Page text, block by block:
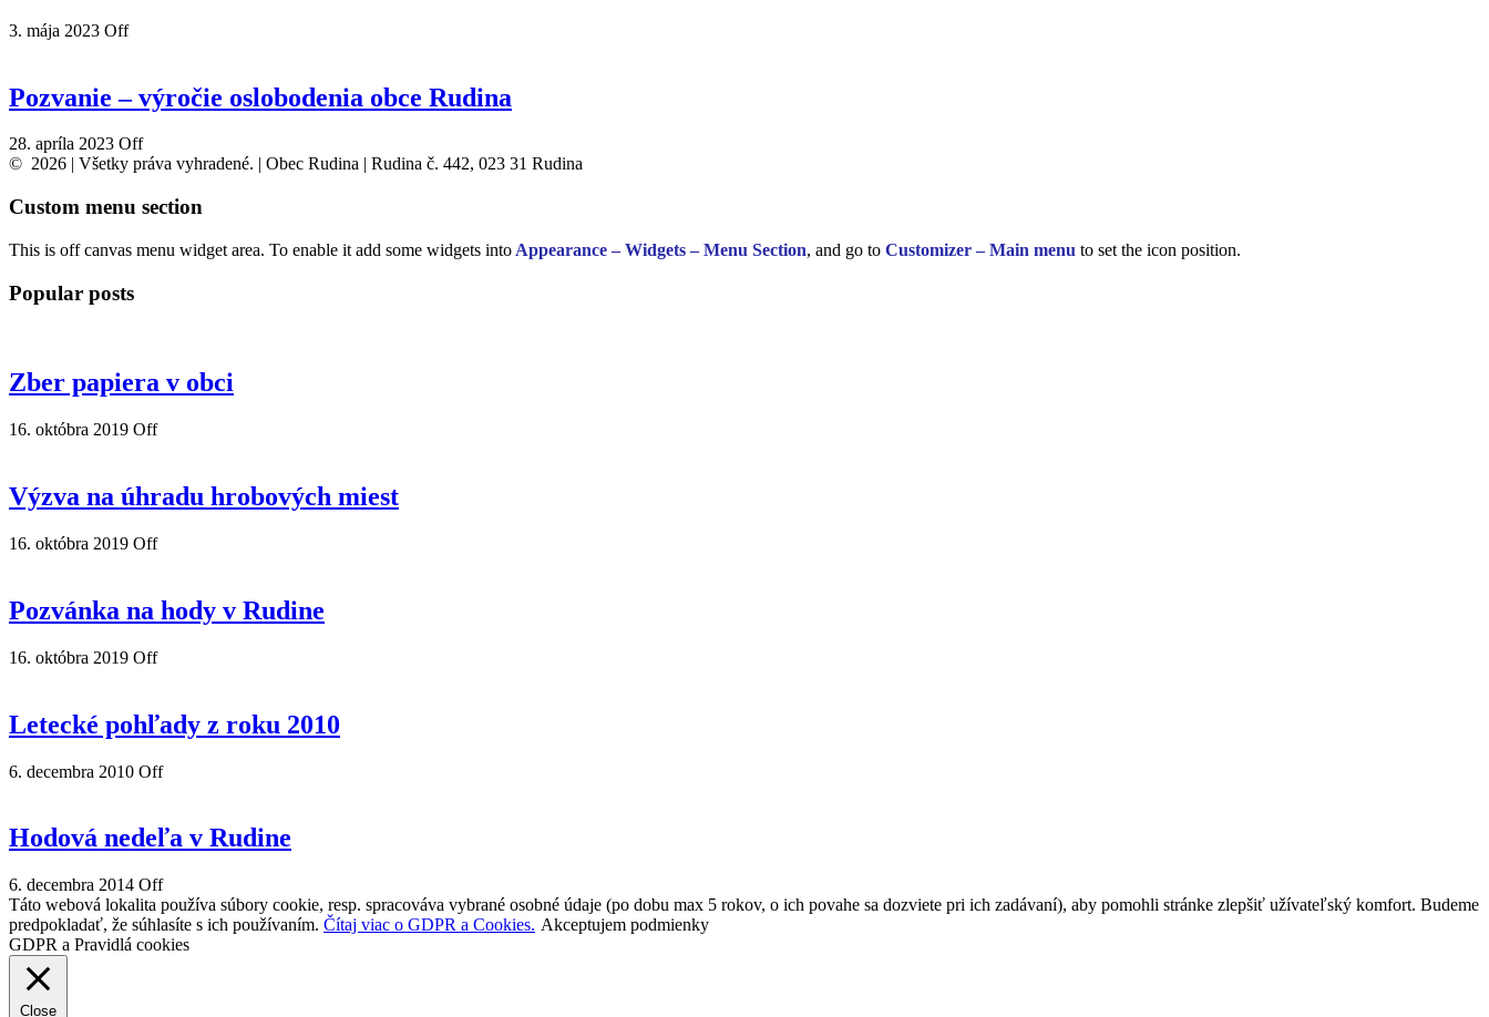
3. mája 2023 Off
Pozvanie – výročie oslobodenia obce Rudina
28. apríla 2023 Off
© 2026 | Všetky práva vyhradené. | Obec Rudina | Rudina č. 442, 023 31 Rudina
Custom menu section
This is off canvas menu widget area. To enable it add some widgets into Appearance – Widgets – Menu Section, and go to Customizer – Main menu to set the icon position.
Popular posts
Zber papiera v obci
16. októbra 2019 Off
Výzva na úhradu hrobových miest
16. októbra 2019 Off
Pozvánka na hody v Rudine
16. októbra 2019 Off
Letecké pohľady z roku 2010
6. decembra 2010 Off
Hodová nedeľa v Rudine
6. decembra 2014 Off
Táto webová lokalita používa súbory cookie, resp. spracováva vybrané osobné údaje (po dobu max 5 rokov, o ich povahe sa dozviete pri ich zadávaní), aby pomohli stránke zlepšiť užívateľský komfort. Budeme
predpokladať, že súhlasíte s ich používaním. Čítaj viac o GDPR a Cookies. Akceptujem podmienky
GDPR a Pravidlá cookies
Close